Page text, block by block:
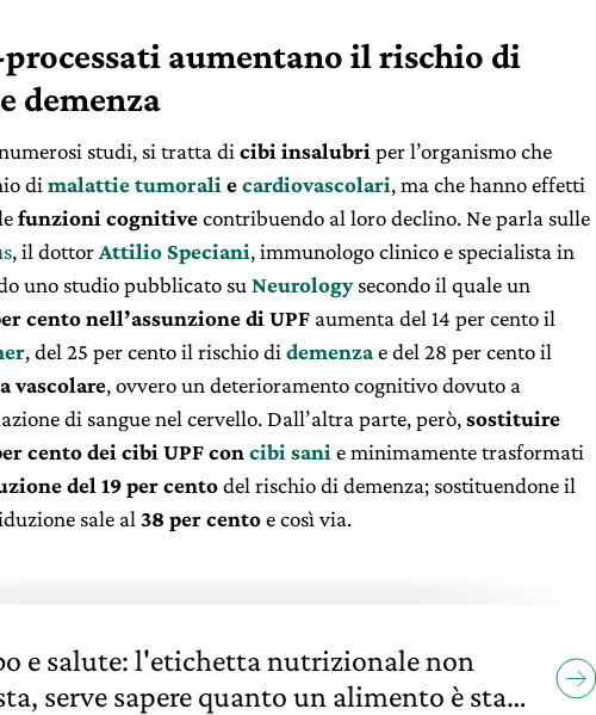
aumentano il rischio di
demenza
studi, si tratta di cibi insalubri per l’organismo che
di malattie tumorali ecardiovascolari, ma che hanno effetti
funzioni cognitivecontribuendo al loro declino. Ne parla sulle
, il dottorAttilio Speciani, immunologo clinico e specialista in
uno studio pubblicato su Neurologysecondo il quale un
cento nell’assunzione di UPF aumenta del 14 per cento il
, del 25 per cento il rischio di demenzae del 28 per cento il
vascolare, ovvero un deterioramento cognitivo dovuto a
di sangue nel cervello. Dall’altra parte, però,sostituire
cento dei cibi UPFcon cibi sani e minimamente trasformati
del 19 per centodel rischio di demenza; sostituendone il
sale al 38 per centoe così via.
e salute: l'etichetta nutrizionale non
serve sapere quanto un alimento è stato